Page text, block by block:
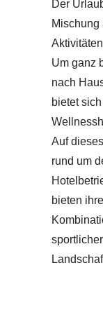
Der
Mischung
Um ganz
nach
bietet
Auf
rund um
bieten